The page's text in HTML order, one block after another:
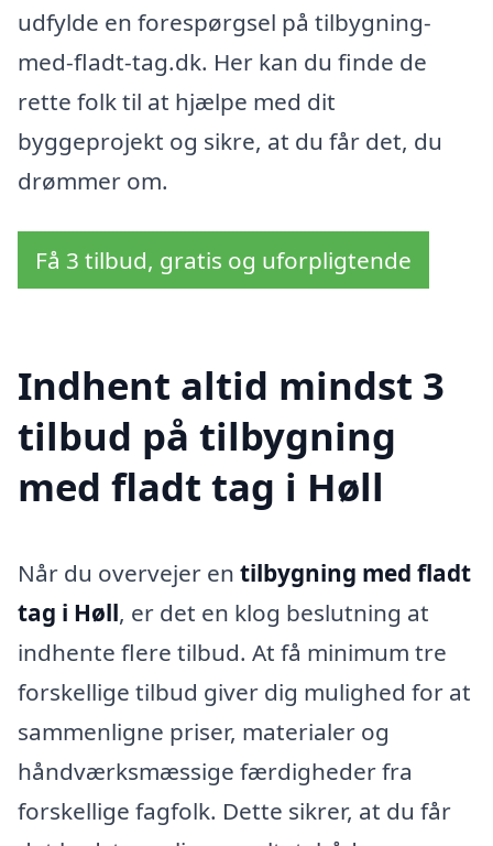
udfylde en forespørgsel på tilbygning-
med-fladt-tag.dk. Her kan du finde de
rette folk til at hjælpe med dit
byggeprojekt og sikre, at du får det, du
drømmer om.
Få 3 tilbud, gratis og uforpligtende
Indhent altid mindst 3
tilbud på tilbygning
med fladt tag i Høll
Når du overvejer en tilbygning med fladt
tag i Høll, er det en klog beslutning at
indhente flere tilbud. At få minimum tre
forskellige tilbud giver dig mulighed for at
sammenligne priser, materialer og
håndværksmæssige færdigheder fra
forskellige fagfolk. Dette sikrer, at du får